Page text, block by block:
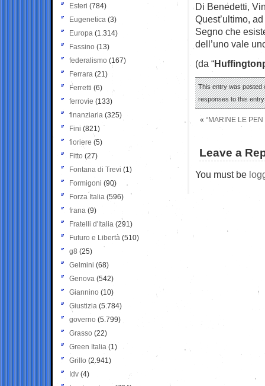
Di Benedetti,
Quest’ultimo,
Segno che
dell’uno vale
(da “
This entry was posted
responses to this
« “MARINE LE
Leave a
You must be
Esteri (784)
Eugenetica (3)
Europa (1.314)
Fassino (13)
federalismo (167)
Ferrara (21)
Ferretti (6)
ferrovie (133)
finanziaria (325)
Fini (821)
fioriere (5)
Fitto (27)
Fontana di Trevi (1)
Formigoni (90)
Forza Italia (596)
frana (9)
Fratelli d'Italia (291)
Futuro e Libertà (510)
g8 (25)
Gelmini (68)
Genova (542)
Giannino (10)
Giustizia (5.784)
governo (5.799)
Grasso (22)
Green Italia (1)
Grillo (2.941)
Idv (4)